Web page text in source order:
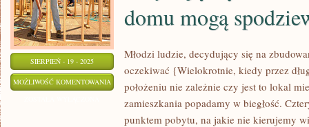
SIERPIEŃ - 19 - 2025
MOŻLIWOŚĆ KOMENTOWANIA
ZAKŁADAJĄCY
RODZINĘ,
domu mogą
Młodzi ludzie, decydujący się na
oczekiwać {Wielokrotnie, kiedy przez
położeniu nie zależnie czy jest to lokal
zamieszkania popadamy w biegłość.
punktem pobytu, na jakie nie kierujemy